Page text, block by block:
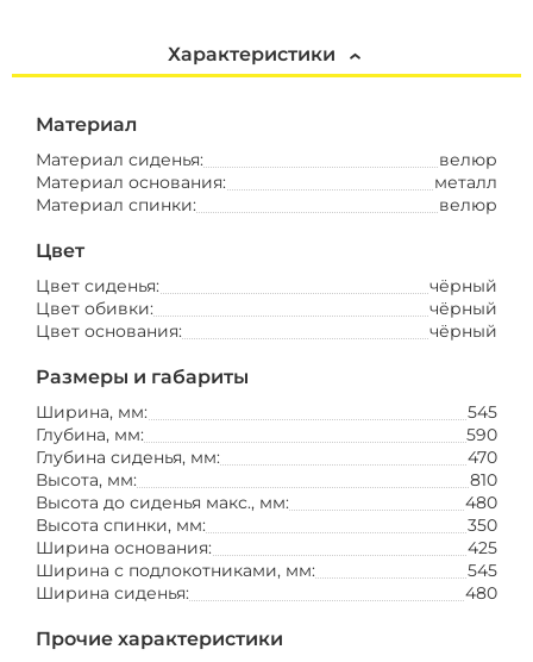
Характеристики
Материал
Материал сиденья:
велюр
Материал основания:
металл
Материал спинки:
велюр
Цвет
Цвет сиденья:
чёрный
Цвет обивки:
чёрный
Цвет основания:
чёрный
Размеры и габариты
Ширина, мм:
545
Глубина, мм:
590
Глубина сиденья, мм:
470
Высота, мм:
810
Высота до сиденья макс., мм:
480
Высота спинки, мм:
350
Ширина основания:
425
Ширина с подлокотниками, мм:
545
Ширина сиденья:
480
Прочие характеристики